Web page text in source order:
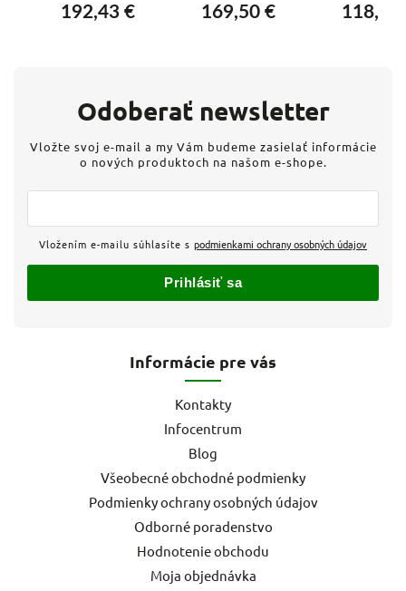
Béžová
192,43 € 169,50 € 118,76
Informácie pre vás
Kontakty
Infocentrum
Blog
Všeobecné obchodné podmienky
Podmienky ochrany osobných údajov
Odborné poradenstvo
Hodnotenie obchodu
Moja objednávka
Odoberať newsletter
Vložte svoj e-mail a my Vám budeme zasielať informácie
o nových produktoch na našom e-shope.
Vložením e-mailu súhlasíte s podmienkami ochrany osobných údajov
Prihlásiť sa